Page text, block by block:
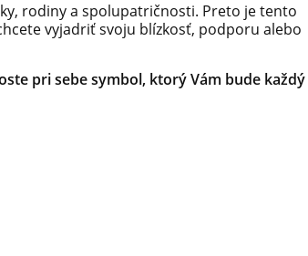
rodiny a spolupatričnosti. Preto je tento
vyjadriť svoju blízkosť, podporu alebo
pri sebe symbol, ktorý Vám bude každý